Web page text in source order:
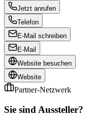
Jetzt anrufen
Telefon
E-Mail schreiben
E-Mail
Website besuchen
Website
Partner-Netzwerk
Sie sind Aussteller?